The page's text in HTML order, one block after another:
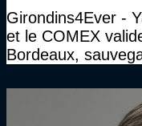
Girondins4Ever -
et le COMEX
Bordeaux,